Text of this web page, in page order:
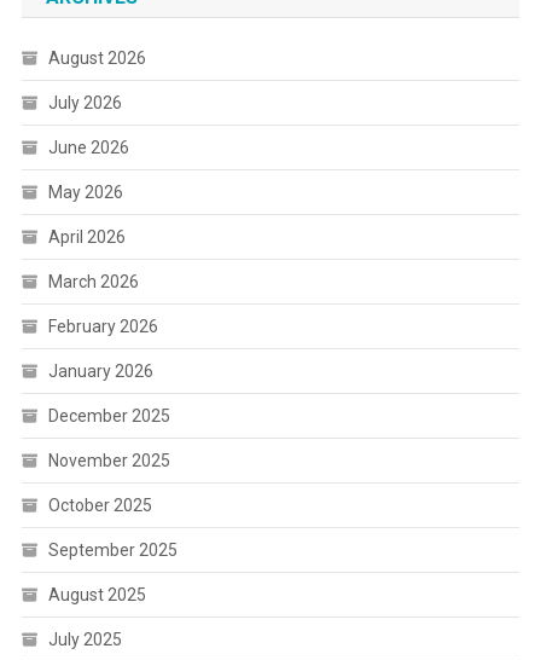
August 2026
July 2026
June 2026
May 2026
April 2026
March 2026
February 2026
January 2026
December 2025
November 2025
October 2025
September 2025
August 2025
July 2025